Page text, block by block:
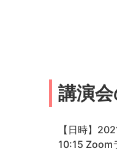
講演
【日時】
10:15 Zoom